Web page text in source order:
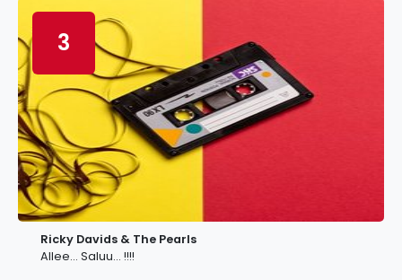
3
Ricky Davids & The Pearls
Allee... Saluu... !!!!